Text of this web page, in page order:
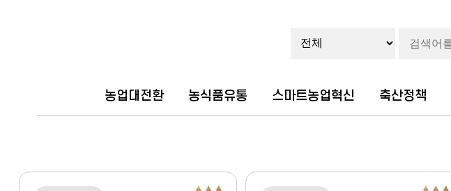
농업대전환 농식품유통 스마트농업혁신 축산정책